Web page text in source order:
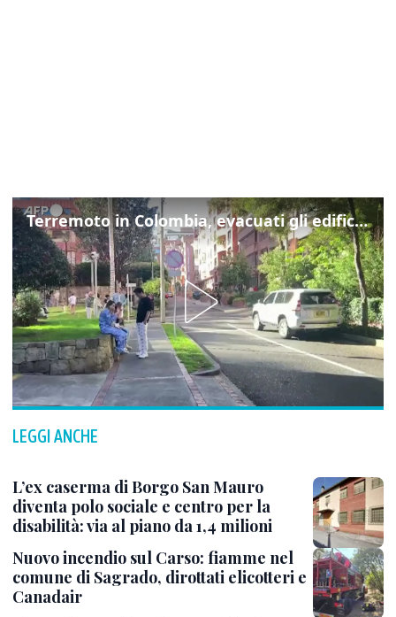
Terremoto in Colombia, evacuati gli edifici di Bogotà dopo la scossa di magnitudo 7.4
LEGGI ANCHE
L’ex caserma di Borgo San Mauro
diventa polo sociale e centro per la
disabilità: via al piano da 1,4 milioni
Nuovo incendio sul Carso: fiamme nel
comune di Sagrado, dirottati elicotteri e
Canadair